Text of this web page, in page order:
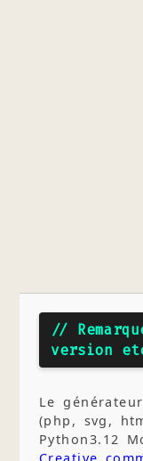
//
version
Le
(php, svg,
Python3.12
Creative